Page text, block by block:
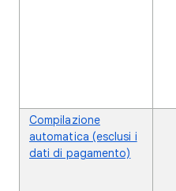
Compilazione
automatica (esclusi i
dati di pagamento)